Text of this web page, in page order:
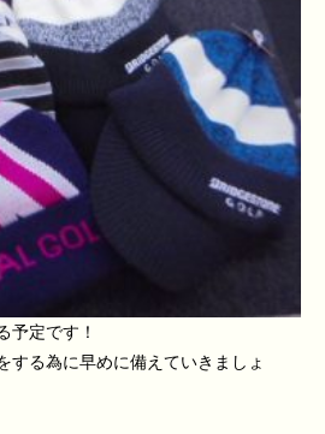
予定です！
する為に早めに備えていきましょ